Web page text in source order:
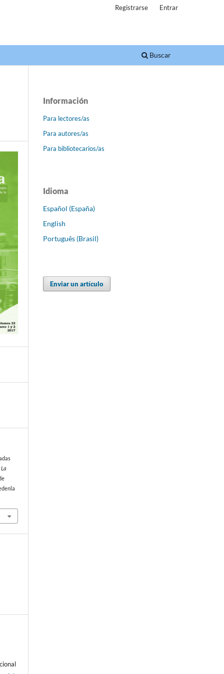
Buscar
Registrarse Entrar
Información
Para lectores/as
Para autores/as
Para bibliotecarios/as
Idioma
Español (España)
English
Português (Brasil)
Enviar un artículo